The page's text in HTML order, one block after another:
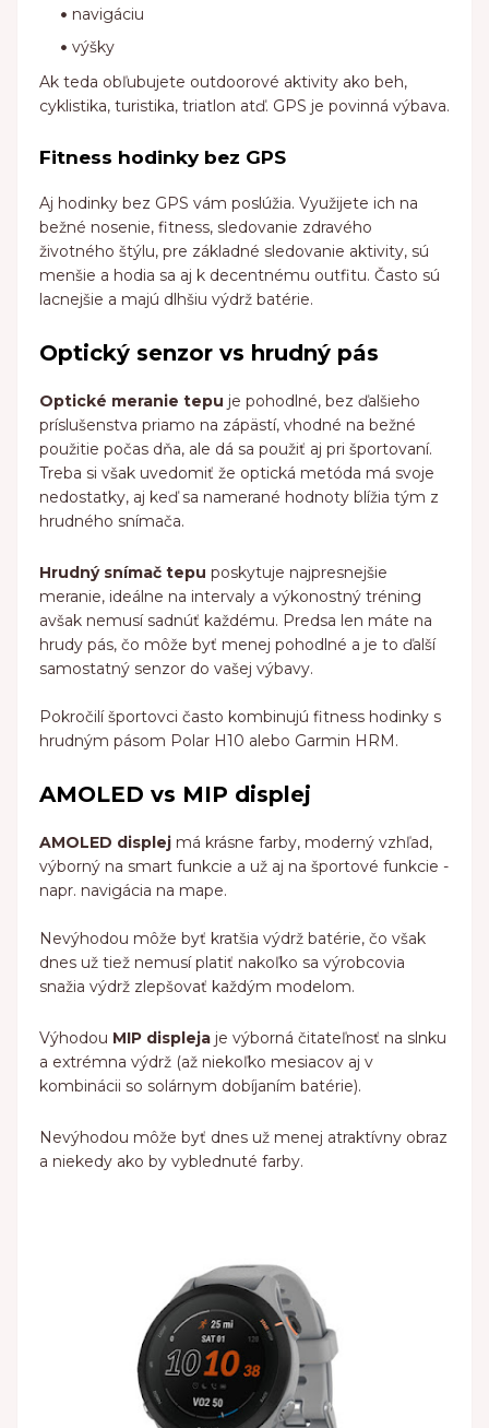
navigáciu
výšky
Ak teda obľubujete outdoorové aktivity ako beh,
cyklistika, turistika, triatlon atď. GPS je povinná výbava.
Fitness hodinky bez GPS
Aj hodinky bez GPS vám poslúžia. Využijete ich na
bežné nosenie, fitness, sledovanie zdravého
životného štýlu, pre základné sledovanie aktivity, sú
menšie a hodia sa aj k decentnému outfitu. Často sú
lacnejšie a majú dlhšiu výdrž batérie.
Optický senzor vs hrudný pás
Optické meranie tepu je pohodlné, bez ďalšieho
príslušenstva priamo na zápästí, vhodné na bežné
použitie počas dňa, ale dá sa použiť aj pri športovaní.
Treba si však uvedomiť že optická metóda má svoje
nedostatky, aj keď sa namerané hodnoty blížia tým z
hrudného snímača.
Hrudný snímač tepu poskytuje najpresnejšie
meranie, ideálne na intervaly a výkonostný tréning
avšak nemusí sadnúť každému. Predsa len máte na
hrudy pás, čo môže byť menej pohodlné a je to ďalší
samostatný senzor do vašej výbavy.
Pokročilí športovci často kombinujú fitness hodinky s
hrudným pásom Polar H10 alebo Garmin HRM.
AMOLED vs MIP displej
AMOLED displej má krásne farby, moderný vzhľad,
výborný na smart funkcie a už aj na športové funkcie -
napr. navigácia na mape.
Nevýhodou môže byť kratšia výdrž batérie, čo však
dnes už tiež nemusí platiť nakoľko sa výrobcovia
snažia výdrž zlepšovať každým modelom.
Výhodou MIP displeja je výborná čitateľnosť na slnku
a extrémna výdrž (až niekoľko mesiacov aj v
kombinácii so solárnym dobíjaním batérie).
Nevýhodou môže byť dnes už menej atraktívny obraz
a niekedy ako by vyblednuté farby.